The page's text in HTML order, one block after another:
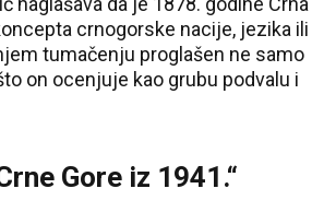
crnogorske nacije, jezika ili
tumačenju proglašen ne samo
on ocenjuje kao grubu podvalu i
Gore iz 1941.“